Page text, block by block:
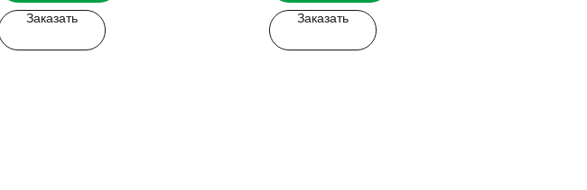
Заказать Заказать